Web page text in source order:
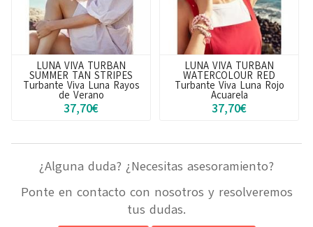
LUNA VIVA TURBAN
WATERCOLOUR RED
Turbante Viva Luna Rojo
Acuarela
37,70€
LUNA VIVA TURBAN
BEARDOUX AUTUMN
Turbante Viva Luna Burdeos
Otoño
37,70€
¿Alguna duda? ¿Necesitas asesoramiento?
Ponte en contacto con nosotros y resolveremos
tus dudas.